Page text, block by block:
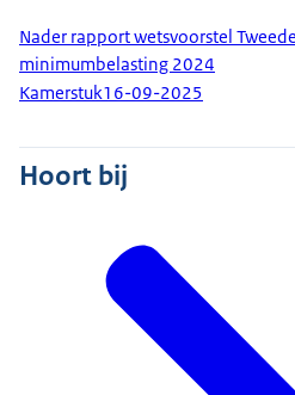
Nader rapport wetsvoorstel
minimumbelasting 2024
Kamerstuk16-09-2025
Hoort bij